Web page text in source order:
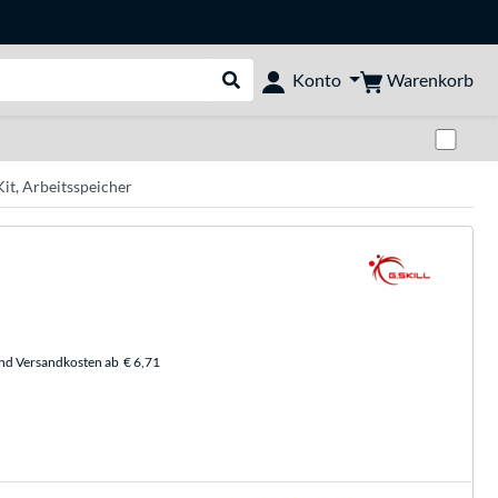
Suche durchführen
Konto Warenkorb
Arbeitsspeicher
Versandkosten ab € 6,71